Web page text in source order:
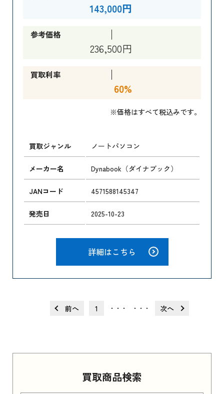
買取商品検索
143,000円
参考価格
236,500円
買取利率
60%
※価格はすべて税込みです。
買取ジャンル ノートパソコン
メーカー名 Dynabook（ダイナブック）
JANコード 4571588145347
発売日 2025-10-23
詳細はこちら
前へ 1 ・・・ ・・・ 次へ